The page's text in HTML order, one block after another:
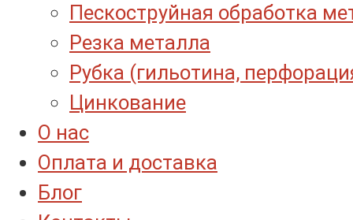
Пескоструйная обработка
Резка металла
Рубка (гильотина,
Цинкование
О нас
Оплата и доставка
Блог